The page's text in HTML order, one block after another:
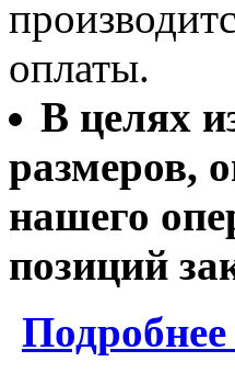
оплаты.
В целях
размеров,
нашего
позиций